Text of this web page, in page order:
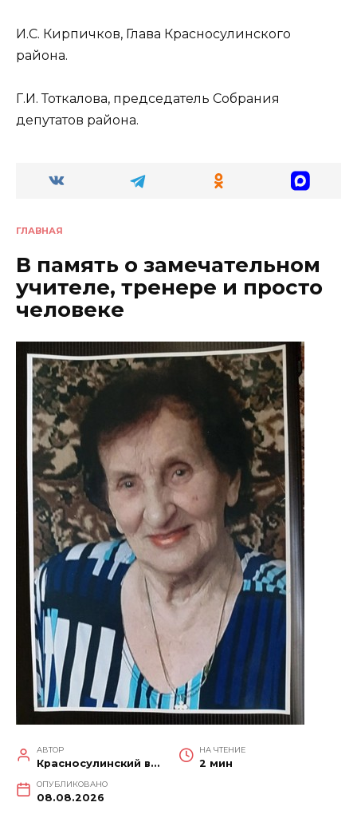
И.С. Кирпичков, Глава Красносулинского
района.
Г.И. Тоткалова, председатель Собрания
депутатов района.
ГЛАВНАЯ
В память о замечательном
учителе, тренере и просто
человеке
АВТОР
Красносулинский вестник
НА ЧТЕНИЕ
2 мин
ОПУБЛИКОВАНО
08.08.2026